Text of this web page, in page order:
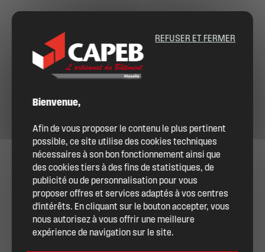
Bienvenue,
Afin de vous proposer le contenu le plus pertinent
possible, ce site utilise des cookies techniques
nécessaires à son bon fonctionnement ainsi que
des cookies tiers à des fins de statistiques, de
publicité ou de personnalisation pour vous
proposer offres et services adaptés à vos centres
d'intérêts. En cliquant sur le bouton accepter, vous
nous autorisez à vous offrir une meilleure
expérience de navigation sur le site.
REFUSER ET FERMER